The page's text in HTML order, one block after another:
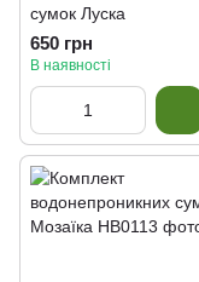
сумок Луска
650 грн
В наявності